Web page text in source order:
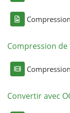
Compression
Convertir avec